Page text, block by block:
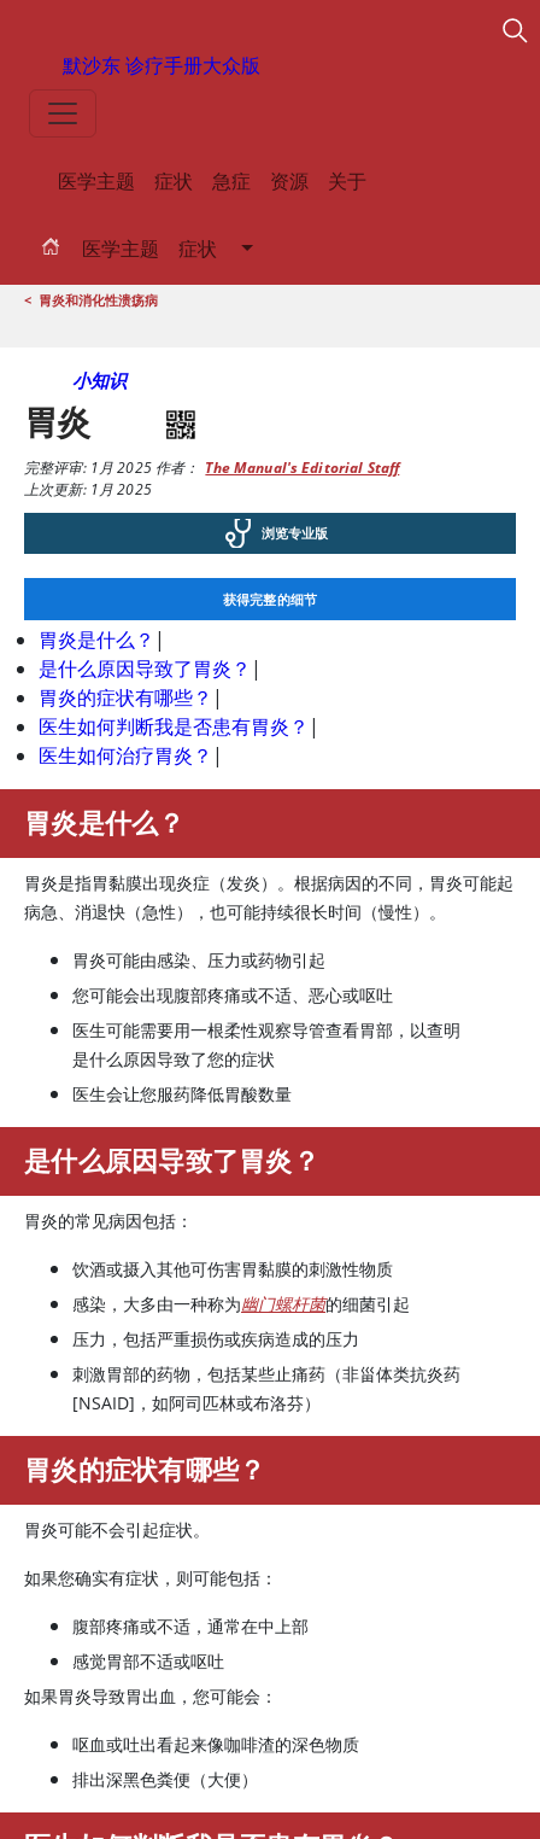
默沙东 诊疗手册大众版
医学主题 症状 急症 资源 关于
医学主题 症状
< 胃炎和消化性溃疡病
小知识
胃炎
完整评审:1月 2025作者： The Manual's Editorial Staff
上次更新: 1月 2025
浏览专业版
获得完整的细节
胃炎是什么？ |
是什么原因导致了胃炎？ |
胃炎的症状有哪些？ |
医生如何判断我是否患有胃炎？ |
医生如何治疗胃炎？ |
胃炎是什么？
胃炎是指胃黏膜出现炎症（发炎）。根据病因的不同，胃炎可能起
病急、消退快（急性），也可能持续很长时间（慢性）。
胃炎可能由感染、压力或药物引起
您可能会出现腹部疼痛或不适、恶心或呕吐
医生可能需要用一根柔性观察导管查看胃部，以查明
是什么原因导致了您的症状
医生会让您服药降低胃酸数量
是什么原因导致了胃炎？
胃炎的常见病因包括：
饮酒或摄入其他可伤害胃黏膜的刺激性物质
感染，大多由一种称为幽门螺杆菌的细菌引起
压力，包括严重损伤或疾病造成的压力
刺激胃部的药物，包括某些止痛药（非甾体类抗炎药
[NSAID]，如阿司匹林或布洛芬）
胃炎的症状有哪些？
胃炎可能不会引起症状。
如果您确实有症状，则可能包括：
腹部疼痛或不适，通常在中上部
感觉胃部不适或呕吐
如果胃炎导致胃出血，您可能会：
呕血或吐出看起来像咖啡渣的深色物质
排出深黑色粪便（大便）